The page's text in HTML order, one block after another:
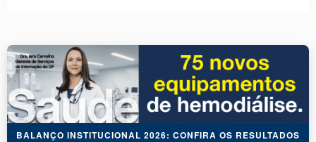
BALANÇO INSTITUCIONAL 2026: CONFIRA OS RESULTADOS